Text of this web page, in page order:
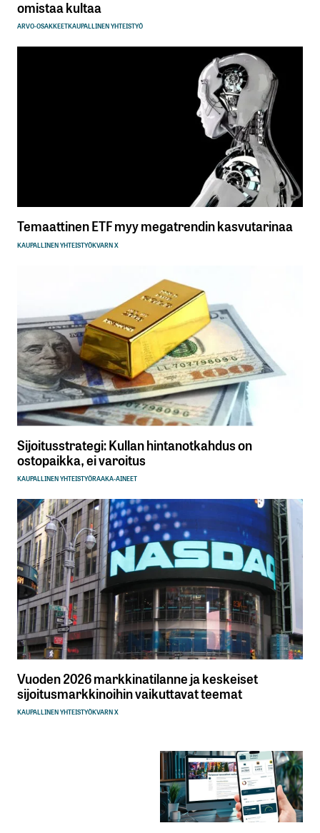
omistaa kultaa
ARVO-OSAKKEETKAUPALLINEN YHTEISTYÖ
Temaattinen ETF myy megatrendin kasvutarinaa
KAUPALLINEN YHTEISTYÖKVARN X
Sijoitusstrategi: Kullan hintanotkahdus on
ostopaikka, ei varoitus
KAUPALLINEN YHTEISTYÖRAAKA-AINEET
Vuoden 2026 markkinatilanne ja keskeiset
sijoitusmarkkinoihin vaikuttavat teemat
KAUPALLINEN YHTEISTYÖKVARN X